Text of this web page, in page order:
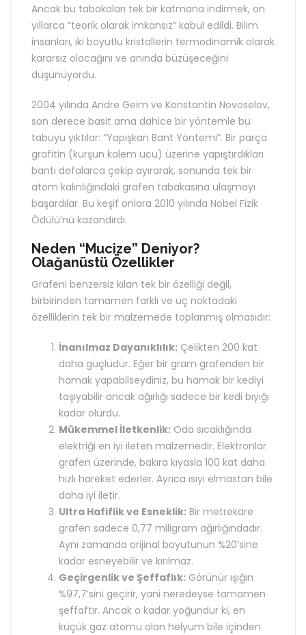
Ancak bu tabakaları tek bir katmana indirmek, on
yıllarca “teorik olarak imkansız” kabul edildi. Bilim
insanları, iki boyutlu kristallerin termodinamik olarak
kararsız olacağını ve anında büzüşeceğini
düşünüyordu.
2004 yılında Andre Geim ve Konstantin Novoselov,
son derece basit ama dahice bir yöntemle bu
tabuyu yıktılar: “Yapışkan Bant Yöntemi”. Bir parça
grafitin (kurşun kalem ucu) üzerine yapıştırdıkları
bantı defalarca çekip ayırarak, sonunda tek bir
atom kalınlığındaki grafen tabakasına ulaşmayı
başardılar. Bu keşif onlara 2010 yılında Nobel Fizik
Ödülü’nü kazandırdı.
Neden “Mucize” Deniyor?
Olağanüstü Özellikler
Grafeni benzersiz kılan tek bir özelliği değil,
birbirinden tamamen farklı ve uç noktadaki
özelliklerin tek bir malzemede toplanmış olmasıdır:
İnanılmaz Dayanıklılık: Çelikten 200 kat
daha güçlüdür. Eğer bir gram grafenden bir
hamak yapabilseydiniz, bu hamak bir kediyi
taşıyabilir ancak ağırlığı sadece bir kedi bıyığı
kadar olurdu.
Mükemmel İletkenlik: Oda sıcaklığında
elektriği en iyi ileten malzemedir. Elektronlar
grafen üzerinde, bakıra kıyasla 100 kat daha
hızlı hareket ederler. Ayrıca ısıyı elmastan bile
daha iyi iletir.
Ultra Hafiflik ve Esneklik: Bir metrekare
grafen sadece 0,77 miligram ağırlığındadır.
Aynı zamanda orijinal boyutunun %20’sine
kadar esneyebilir ve kırılmaz.
Geçirgenlik ve Şeffaflık: Görünür ışığın
%97,7’sini geçirir, yani neredeyse tamamen
şeffaftır. Ancak o kadar yoğundur ki, en
küçük gaz atomu olan helyum bile içinden